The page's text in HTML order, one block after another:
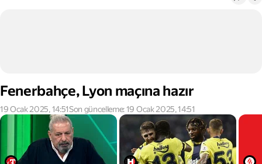
Fenerbahçe, Lyon maçına hazır
19 Ocak 2025, 14:51Son güncelleme: 19 Ocak 2025, 14:51